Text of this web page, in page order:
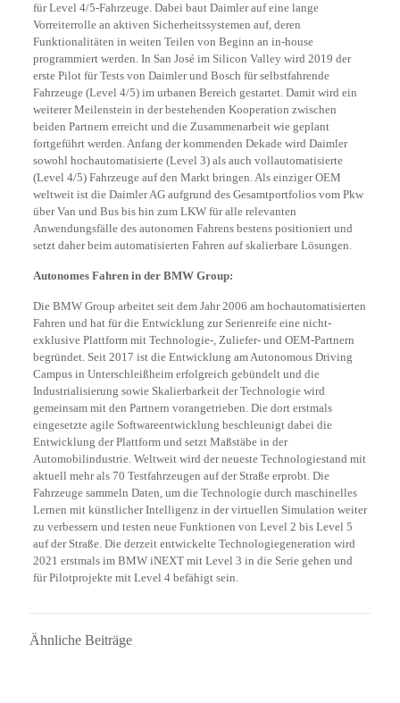
für Level 4/5-Fahrzeuge. Dabei baut Daimler auf eine lange
Vorreiterrolle an aktiven Sicherheitssystemen auf, deren
Funktionalitäten in weiten Teilen von Beginn an in-house
programmiert werden. In San José im Silicon Valley wird 2019 der
erste Pilot für Tests von Daimler und Bosch für selbstfahrende
Fahrzeuge (Level 4/5) im urbanen Bereich gestartet. Damit wird ein
weiterer Meilenstein in der bestehenden Kooperation zwischen
beiden Partnern erreicht und die Zusammenarbeit wie geplant
fortgeführt werden. Anfang der kommenden Dekade wird Daimler
sowohl hochautomatisierte (Level 3) als auch vollautomatisierte
(Level 4/5) Fahrzeuge auf den Markt bringen. Als einziger OEM
weltweit ist die Daimler AG aufgrund des Gesamtportfolios vom Pkw
über Van und Bus bis hin zum LKW für alle relevanten
Anwendungsfälle des autonomen Fahrens bestens positioniert und
setzt daher beim automatisierten Fahren auf skalierbare Lösungen.
Autonomes Fahren in der BMW Group:
Die BMW Group arbeitet seit dem Jahr 2006 am hochautomatisierten
Fahren und hat für die Entwicklung zur Serienreife eine nicht-
exklusive Plattform mit Technologie-, Zuliefer- und OEM-Partnern
begründet. Seit 2017 ist die Entwicklung am Autonomous Driving
Campus in Unterschleißheim erfolgreich gebündelt und die
Industrialisierung sowie Skalierbarkeit der Technologie wird
gemeinsam mit den Partnern vorangetrieben. Die dort erstmals
eingesetzte agile Softwareentwicklung beschleunigt dabei die
Entwicklung der Plattform und setzt Maßstäbe in der
Automobilindustrie. Weltweit wird der neueste Technologiestand mit
aktuell mehr als 70 Testfahrzeugen auf der Straße erprobt. Die
Fahrzeuge sammeln Daten, um die Technologie durch maschinelles
Lernen mit künstlicher Intelligenz in der virtuellen Simulation weiter
zu verbessern und testen neue Funktionen von Level 2 bis Level 5
auf der Straße. Die derzeit entwickelte Technologiegeneration wird
2021 erstmals im BMW iNEXT mit Level 3 in die Serie gehen und
für Pilotprojekte mit Level 4 befähigt sein.
Ähnliche Beiträge